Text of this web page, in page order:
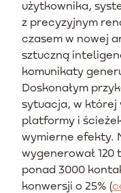
użytkownika,
z precyzyjnym
czasem w nowej
sztuczną
komunikaty
Doskonałym
sytuacja, w której
platformy i
wymierne efekty.
wygenerował 120
ponad 3000
konwersji o 25% (